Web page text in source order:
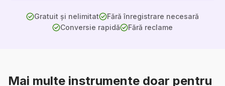
Gratuit și nelimitat
Fără înregistrare necesară
Conversie rapidă
Fără reclame
Mai multe instrumente doar pentru